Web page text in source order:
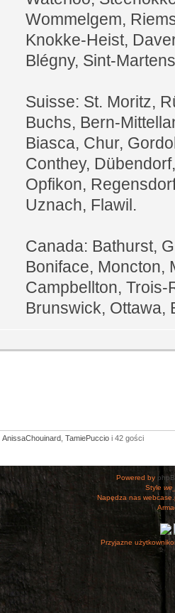
Wommelgem,
Knokke-Heist,
Blégny, Sint-
Suisse: St. Moritz,
Buchs, Bern-
Biasca, Chur,
Conthey,
Opfikon,
Uznach, Flawil.
Canada: Bathurst,
Boniface, Moncton,
Campbellton,
Brunswick, Ottawa,
AnissaChouinard TamiePuccio i 42 gości
Powered by
Style
Napędza nas
Przyjazne